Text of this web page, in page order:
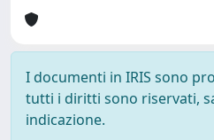
I documenti in IRIS sono
tutti i diritti sono riservati,
indicazione.